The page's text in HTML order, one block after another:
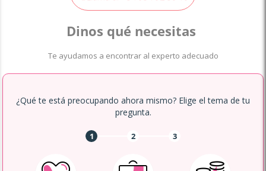
Dinos qué necesitas
Te ayudamos a encontrar al experto adecuado
¿Qué te está preocupando ahora mismo? Elige el tema de tu
pregunta.
1 2 3